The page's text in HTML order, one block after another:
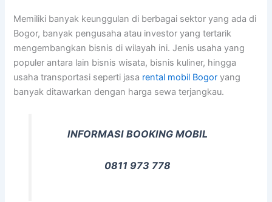
Memiliki banyak keunggulan di berbagai sektor yang ada di
Bogor, banyak pengusaha atau investor yang tertarik
mengembangkan bisnis di wilayah ini. Jenis usaha yang
populer antara lain bisnis wisata, bisnis kuliner, hingga
usaha transportasi seperti jasa rental mobil Bogor yang
banyak ditawarkan dengan harga sewa terjangkau.
INFORMASI BOOKING MOBIL
0811 973 778